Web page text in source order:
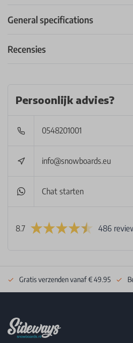
General specifications
Recensies
Persoonlijk advies?
0548201001
info@snowboards.eu
Chat starten
8.7 486
Gratis verzenden vanaf € 49.95